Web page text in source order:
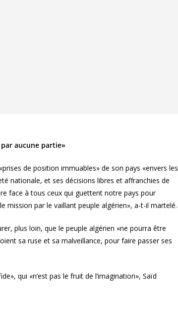
aucune partie»
de position immuables» de son pays «envers les
nationale, et ses décisions libres et affranchies de
face à tous ceux qui guettent notre pays pour
mission par le vaillant peuple algérien», a-t-il martelé.
plus loin, que le peuple algérien «ne pourra être
sa ruse et sa malveillance, pour faire passer ses
qui «n’est pas le fruit de l’imagination», Saïd